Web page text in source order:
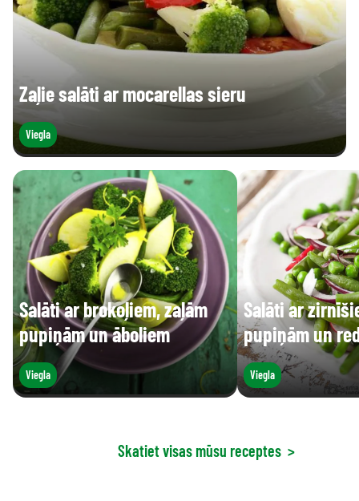
Zaļie salāti ar mocarellas sieru
Viegla
Salāti ar brokoļiem, zaļām
pupiņām un āboliem
Viegla
Salāti ar
pupiņām un
Viegla
Skatiet visas mūsu receptes >